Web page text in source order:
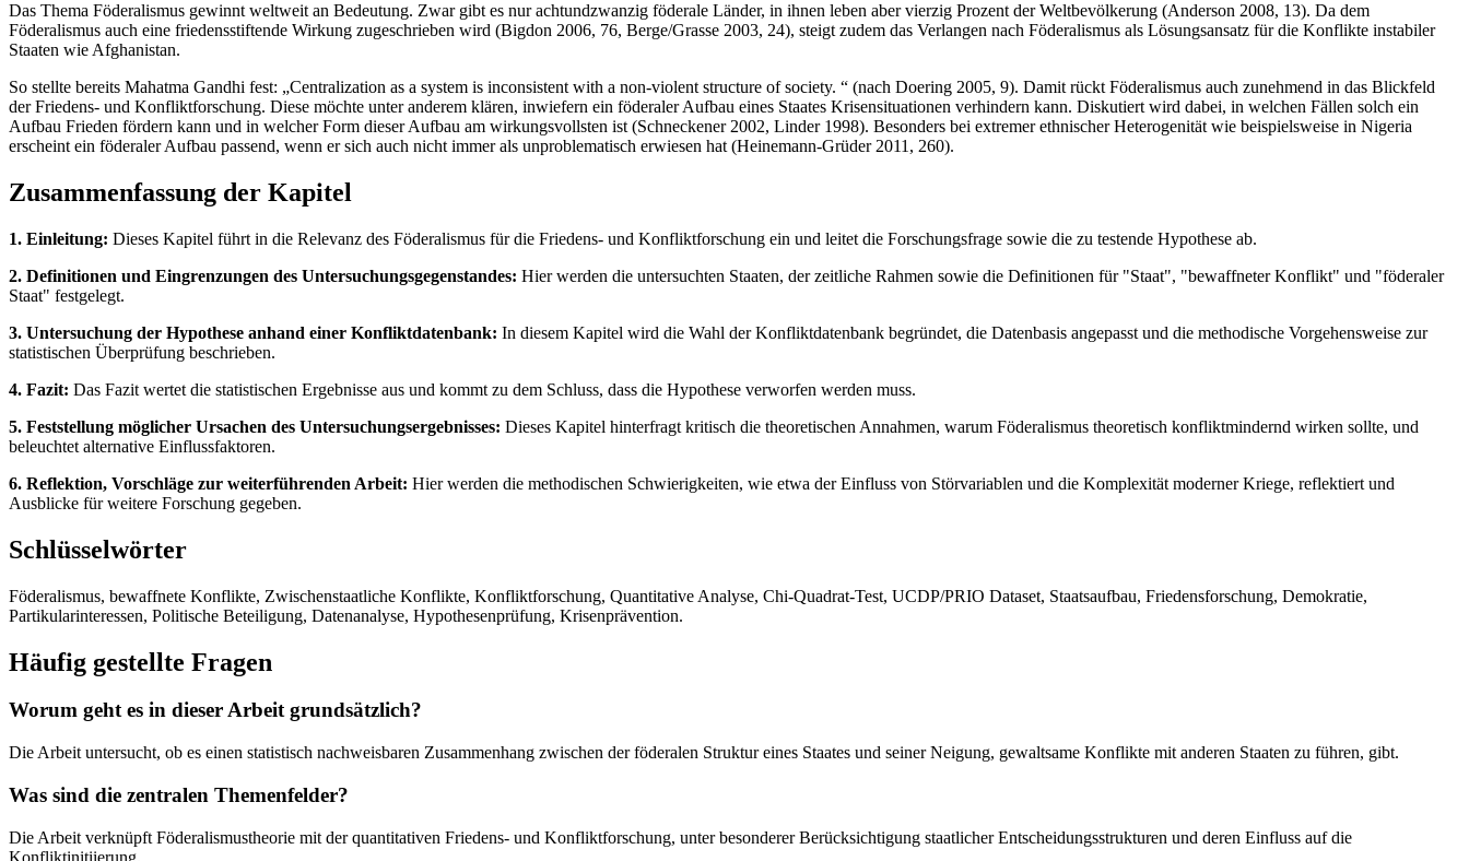
Das Thema Föderalismus gewinnt weltweit an Bedeutung. Zwar gibt es nur achtundzwanzig föderale Länder, in ihnen leben aber vierzig Prozent der Weltbevölkerung (Anderson 2008, 13). Da dem
Föderalismus auch eine friedensstiftende Wirkung zugeschrieben wird (Bigdon 2006, 76, Berge/Grasse 2003, 24), steigt zudem das Verlangen nach Föderalismus als Lösungsansatz für die Konflikte instabiler
Staaten wie Afghanistan.
So stellte bereits Mahatma Gandhi fest: „Centralization as a system is inconsistent with a non-violent structure of society. “ (nach Doering 2005, 9). Damit rückt Föderalismus auch zunehmend in das Blickfeld
der Friedens- und Konfliktforschung. Diese möchte unter anderem klären, inwiefern ein föderaler Aufbau eines Staates Krisensituationen verhindern kann. Diskutiert wird dabei, in welchen Fällen solch ein
Aufbau Frieden fördern kann und in welcher Form dieser Aufbau am wirkungsvollsten ist (Schneckener 2002, Linder 1998). Besonders bei extremer ethnischer Heterogenität wie beispielsweise in Nigeria
erscheint ein föderaler Aufbau passend, wenn er sich auch nicht immer als unproblematisch erwiesen hat (Heinemann-Grüder 2011, 260).
Zusammenfassung der Kapitel
1. Einleitung: Dieses Kapitel führt in die Relevanz des Föderalismus für die Friedens- und Konfliktforschung ein und leitet die Forschungsfrage sowie die zu testende Hypothese ab.
2. Definitionen und Eingrenzungen des Untersuchungsgegenstandes: Hier werden die untersuchten Staaten, der zeitliche Rahmen sowie die Definitionen für "Staat", "bewaffneter Konflikt" und "föderaler
Staat" festgelegt.
3. Untersuchung der Hypothese anhand einer Konfliktdatenbank: In diesem Kapitel wird die Wahl der Konfliktdatenbank begründet, die Datenbasis angepasst und die methodische Vorgehensweise zur
statistischen Überprüfung beschrieben.
4. Fazit: Das Fazit wertet die statistischen Ergebnisse aus und kommt zu dem Schluss, dass die Hypothese verworfen werden muss.
5. Feststellung möglicher Ursachen des Untersuchungsergebnisses: Dieses Kapitel hinterfragt kritisch die theoretischen Annahmen, warum Föderalismus theoretisch konfliktmindernd wirken sollte, und
beleuchtet alternative Einflussfaktoren.
6. Reflektion, Vorschläge zur weiterführenden Arbeit: Hier werden die methodischen Schwierigkeiten, wie etwa der Einfluss von Störvariablen und die Komplexität moderner Kriege, reflektiert und
Ausblicke für weitere Forschung gegeben.
Schlüsselwörter
Föderalismus, bewaffnete Konflikte, Zwischenstaatliche Konflikte, Konfliktforschung, Quantitative Analyse, Chi-Quadrat-Test, UCDP/PRIO Dataset, Staatsaufbau, Friedensforschung, Demokratie,
Partikularinteressen, Politische Beteiligung, Datenanalyse, Hypothesenprüfung, Krisenprävention.
Häufig gestellte Fragen
Worum geht es in dieser Arbeit grundsätzlich?
Die Arbeit untersucht, ob es einen statistisch nachweisbaren Zusammenhang zwischen der föderalen Struktur eines Staates und seiner Neigung, gewaltsame Konflikte mit anderen Staaten zu führen, gibt.
Was sind die zentralen Themenfelder?
Die Arbeit verknüpft Föderalismustheorie mit der quantitativen Friedens- und Konfliktforschung, unter besonderer Berücksichtigung staatlicher Entscheidungsstrukturen und deren Einfluss auf die
Konfliktinitiierung.